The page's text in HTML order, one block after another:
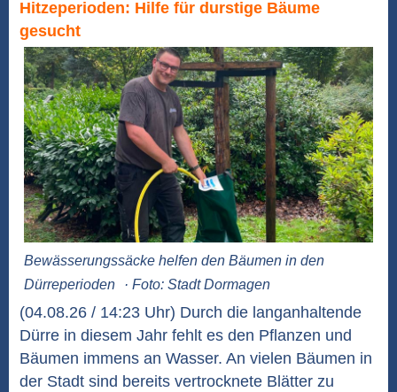
Hitzeperioden: Hilfe für durstige Bäume
gesucht
Bewässerungssäcke helfen den Bäumen in den
Dürreperioden
· Foto: Stadt Dormagen
(04.08.26 / 14:23 Uhr) Durch die langanhaltende
Dürre in diesem Jahr fehlt es den Pflanzen und
Bäumen immens an Wasser. An vielen Bäumen in
der Stadt sind bereits vertrocknete Blätter zu